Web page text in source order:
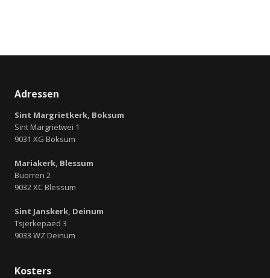
Adressen
Sint Margrietkerk, Boksum
Sint Margrietwei 1
9031 XG Boksum
Mariakerk, Blessum
Buorren 2
9032 XC Blessum
Sint Janskerk, Deinum
Tsjerkepaed 3
9033 WZ Deinum
Kosters